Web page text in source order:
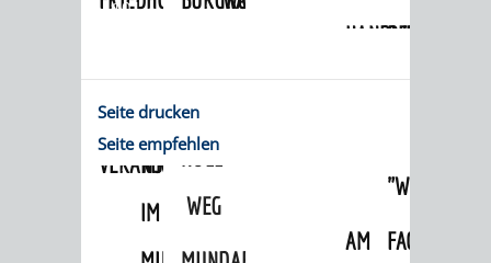
MUSEUM
VERANSTALTUNGEN
KINDER
IM
INGRID-
NOLL-
WEG
WEG
HANDWERK
UND
DES
ANSTOSSES"
AM
L101
Seite drucken
Seite empfehlen